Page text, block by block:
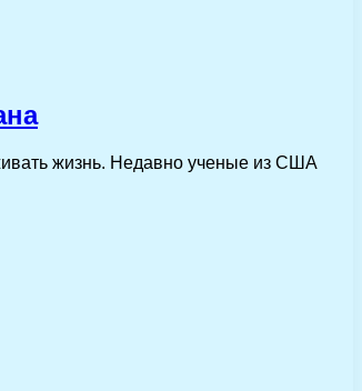
жизнь. Недавно ученые из США